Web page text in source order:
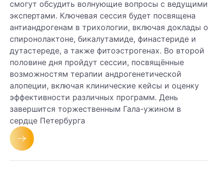
смогут обсудить волнующие вопросы с ведущими
экспертами. Ключевая сессия будет посвящена
антиандрогенам в трихологии, включая доклады о
спиронолактоне, бикалутамиде, финастериде и
дутастереде, а также фитоэстрогенах. Во второй
половине дня пройдут сессии, посвящённые
возможностям терапии андрогенетической
алопеции, включая клинические кейсы и оценку
эффективности различных программ. День
завершится торжественным Гала-ужином в
сердце Петербурга